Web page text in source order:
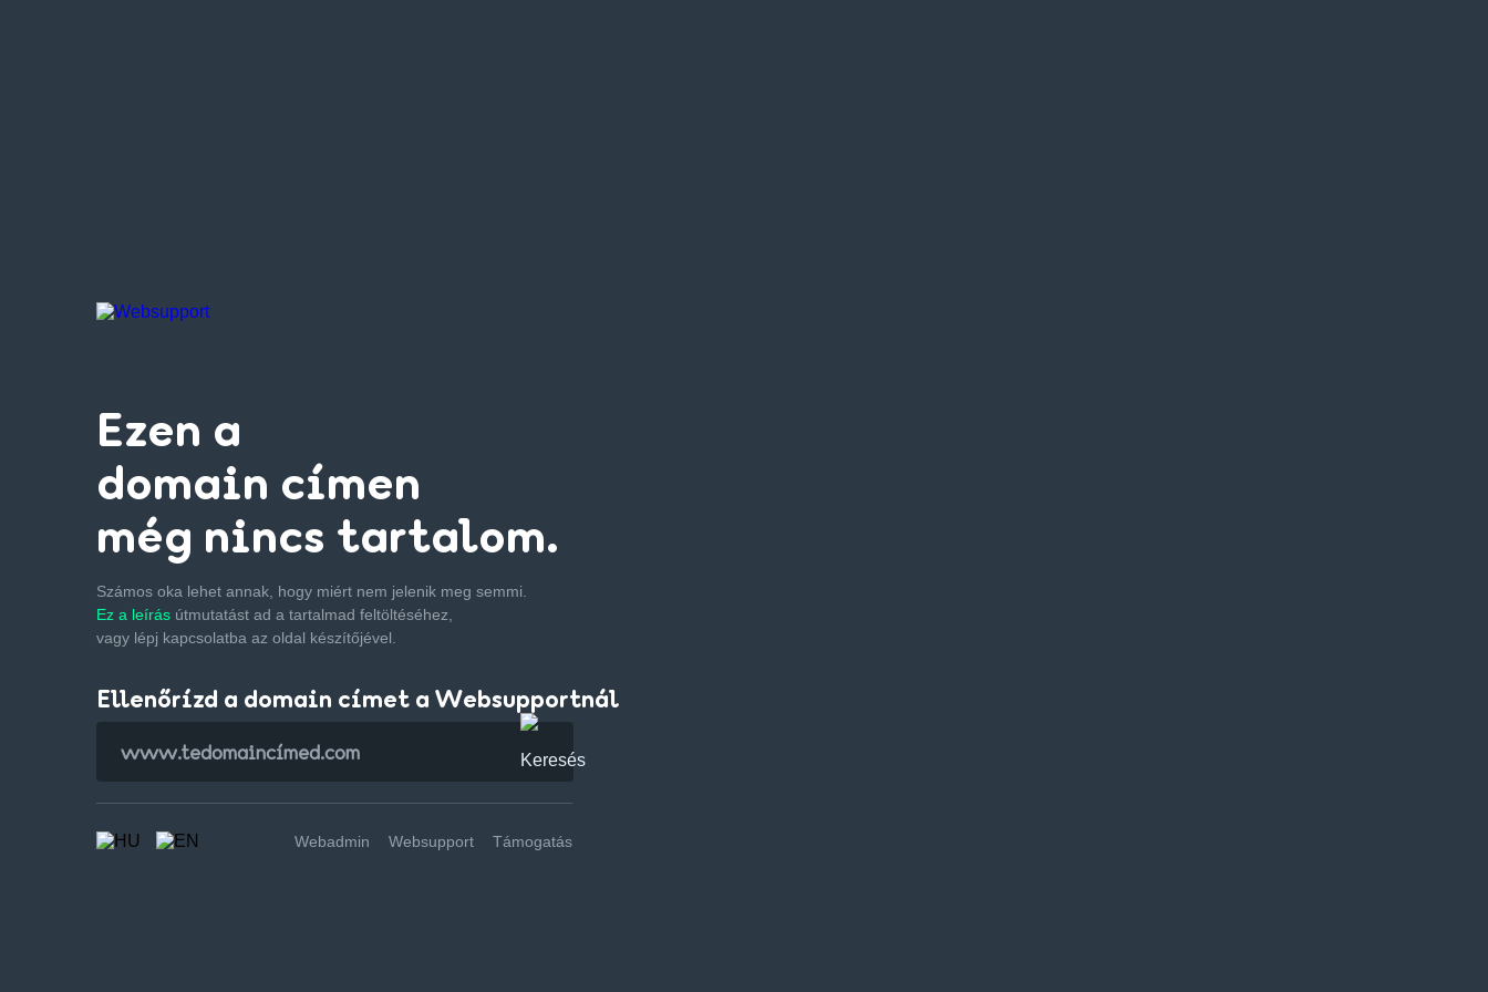
Ezen a
domain címen
még nincs tartalom.
Számos oka lehet annak, hogy miért nem jelenik meg semmi.
Ez a leírás útmutatást ad a tartalmad feltöltéséhez,
vagy lépj kapcsolatba az oldal készítőjével.
Ellenőrízd a domain címet a Websupportnál
Webadmin Websupport Támogatás